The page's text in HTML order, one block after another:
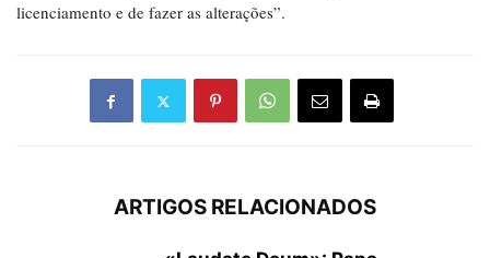
licenciamento e de fazer as alterações”.
ARTIGOS RELACIONADOS